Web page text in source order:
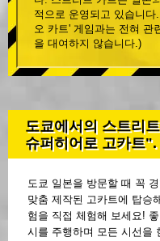
적으로 운영되고 있습니
오 카트' 게임과는 전혀 관
을 대여하지 않습니다.)
도쿄에서의 스트리
슈퍼히어로 고카트".
도쿄 일본을 방문할 때 꼭
맞춤 제작된 고카트에 탑승
험을 직접 체험해 보세요!
시를 주행하며 모든 시선을